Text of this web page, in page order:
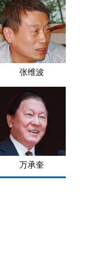
张维波
万承奎